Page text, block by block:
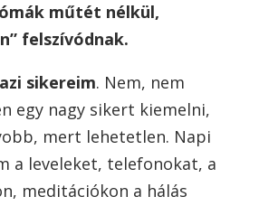
műtét nélkül,
felszívódnak.
sikereim. Nem, nem
egy nagy sikert kiemelni,
mert lehetetlen. Napi
a leveleket, telefonokat, a
meditációkon a hálás